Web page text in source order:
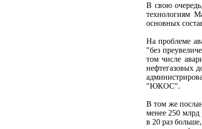
В свою
технологиям
основных
На проблеме
"без
том числе
нефтегазовых
"ЮКОС".
В том же
менее 250 млрд
в 20 раз